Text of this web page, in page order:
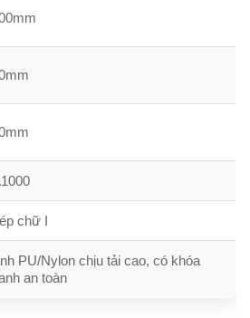
chữ I
PU/Nylon chịu tải cao, có khóa
an toàn